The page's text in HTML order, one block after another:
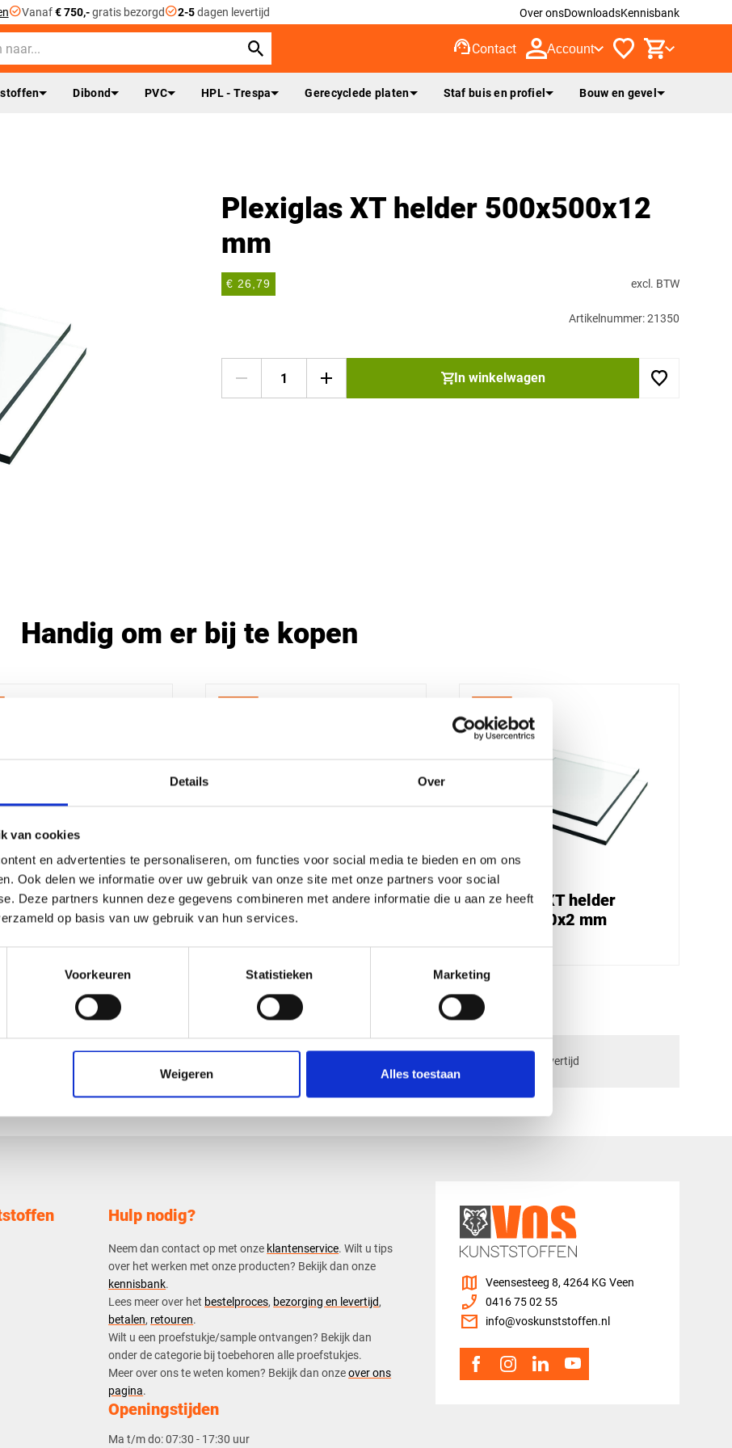
Details Over
van cookies
en advertenties te personaliseren, om functies voor social media te bieden en om ons
Ook delen we informatie over uw gebruik van onze site met onze partners voor social
Deze partners kunnen deze gegevens combineren met andere informatie die u aan ze heeft
op basis van uw gebruik van hun services.
Voorkeuren Statistieken Marketing
Weigeren Alles toestaan
check_circleVanaf€ 750,-gratis bezorgdcheck_circle2-5dagen levertijd Over onsDownloadsKennisbank
support_agentContact Account
Dibond PVC HPL - Trespa Gerecyclede platen Staf buis en profiel Bouw en gevel
Plexiglas XT helder 500x500x12
mm
€ 26,79 excl. BTW
Artikelnummer: 21350
In winkelwagen
Handig om er bij te kopen
XT helder
mm
Plexiglas XT helder
3050x1000x2 mm
Plexiglas XT helder
2050x2000x2 mm
dagen levertijd
Hulp nodig?
Neem dan contact op met onze klantenservice. Wilt u tips
over het werken met onze producten? Bekijk dan onze
kennisbank.
​Lees meer over het bestelproces, bezorging en levertijd,
betalen, retouren.​
​Wilt u een proefstukje/sample ontvangen? Bekijk dan
onder de categorie bij toebehoren alle proefstukjes.
​​Meer over ons te weten komen? Bekijk dan onzeover ons
pagina.
Openingstijden
Ma t/m do:07:30 - 17:30 uur
map Veensesteeg 8, 4264 KG Veen
phone_enabled 0416 75 02 55
mail info@voskunststoffen.nl